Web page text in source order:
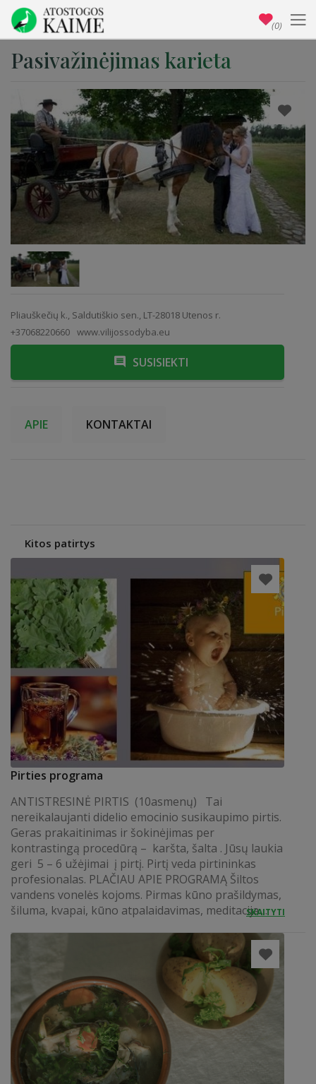
Pasivažinėjimas karieta
Pliauškečių k., Saldutiškio sen., LT-28018 Utenos r.
+37068220660 www.vilijossodyba.eu
SUSISIEKTI
APIE KONTAKTAI
Kitos patirtys
Pirties programa
ANTISTRESINĖ PIRTIS (10asmenų) Tai
nereikalaujanti didelio emocinio susikaupimo pirtis.
Geras prakaitinimas ir šokinėjimas per
kontrastingą procedūrą – karšta, šalta . Jūsų laukia
geri 5 – 6 užėjimai į pirtį. Pirtį veda pirtininkas
profesionalas. PLAČIAU APIE PROGRAMĄ Šiltos
vandens vonelės kojoms. Pirmas kūno prašildymas,
šiluma, kvapai, kūno atpalaidavimas, meditacija....
SKAITYTI
(0)